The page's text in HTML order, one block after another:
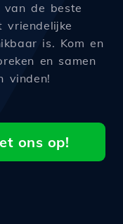
de beste
vriendelijke
is. Kom en
en samen
vinden!
ons op!